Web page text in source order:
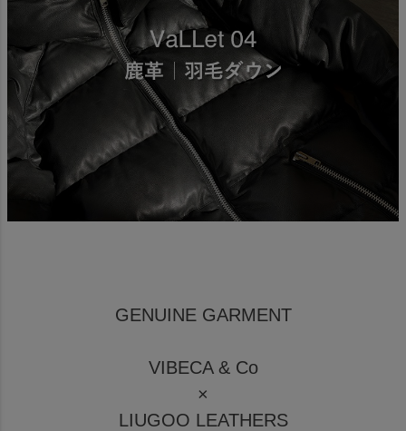
GENUINE GARMENT
VIBECA & Co
×
LIUGOO LEATHERS